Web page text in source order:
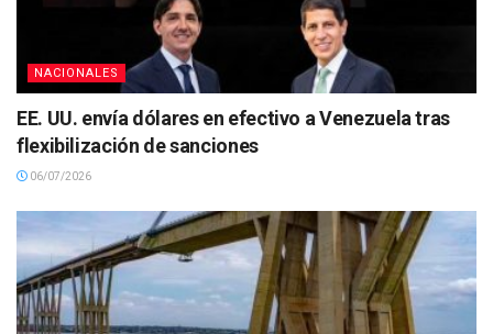
NACIONALES
EE. UU. envía dólares en efectivo a Venezuela tras
flexibilización de sanciones
06/07/2026